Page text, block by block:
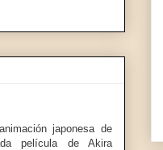
japonesa de
película de Akira